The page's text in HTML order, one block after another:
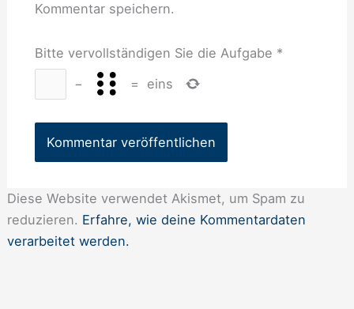
Kommentar speichern.
Bitte vervollständigen Sie die Aufgabe *
−
= eins
Diese Website verwendet Akismet, um Spam zu
reduzieren. Erfahre, wie deine Kommentardaten
verarbeitet werden.